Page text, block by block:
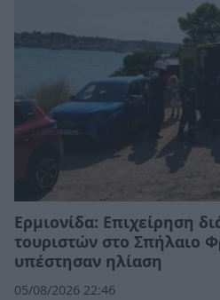
Ερμιονίδα: Επιχείρηση
τουριστών στο Σπήλαιο
υπέστησαν ηλίαση
05/08/2026 22:46